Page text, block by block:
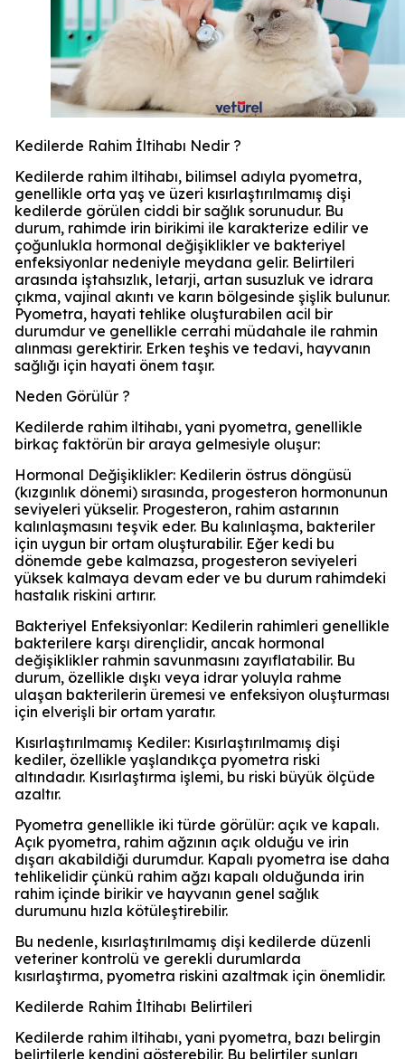
Kedilerde Rahim İltihabı Nedir ?
Kedilerde rahim iltihabı, bilimsel adıyla pyometra,
genellikle orta yaş ve üzeri kısırlaştırılmamış dişi
kedilerde görülen ciddi bir sağlık sorunudur. Bu
durum, rahimde irin birikimi ile karakterize edilir ve
çoğunlukla hormonal değişiklikler ve bakteriyel
enfeksiyonlar nedeniyle meydana gelir. Belirtileri
arasında iştahsızlık, letarji, artan susuzluk ve idrara
çıkma, vajinal akıntı ve karın bölgesinde şişlik bulunur.
Pyometra, hayati tehlike oluşturabilen acil bir
durumdur ve genellikle cerrahi müdahale ile rahmin
alınması gerektirir. Erken teşhis ve tedavi, hayvanın
sağlığı için hayati önem taşır.
Neden Görülür ?
Kedilerde rahim iltihabı, yani pyometra, genellikle
birkaç faktörün bir araya gelmesiyle oluşur:
Hormonal Değişiklikler: Kedilerin östrus döngüsü
(kızgınlık dönemi) sırasında, progesteron hormonunun
seviyeleri yükselir. Progesteron, rahim astarının
kalınlaşmasını teşvik eder. Bu kalınlaşma, bakteriler
için uygun bir ortam oluşturabilir. Eğer kedi bu
dönemde gebe kalmazsa, progesteron seviyeleri
yüksek kalmaya devam eder ve bu durum rahimdeki
hastalık riskini artırır.
Bakteriyel Enfeksiyonlar: Kedilerin rahimleri genellikle
bakterilere karşı dirençlidir, ancak hormonal
değişiklikler rahmin savunmasını zayıflatabilir. Bu
durum, özellikle dışkı veya idrar yoluyla rahme
ulaşan bakterilerin üremesi ve enfeksiyon oluşturması
için elverişli bir ortam yaratır.
Kısırlaştırılmamış Kediler: Kısırlaştırılmamış dişi
kediler, özellikle yaşlandıkça pyometra riski
altındadır. Kısırlaştırma işlemi, bu riski büyük ölçüde
azaltır.
Pyometra genellikle iki türde görülür: açık ve kapalı.
Açık pyometra, rahim ağzının açık olduğu ve irin
dışarı akabildiği durumdur. Kapalı pyometra ise daha
tehlikelidir çünkü rahim ağzı kapalı olduğunda irin
rahim içinde birikir ve hayvanın genel sağlık
durumunu hızla kötüleştirebilir.
Bu nedenle, kısırlaştırılmamış dişi kedilerde düzenli
veteriner kontrolü ve gerekli durumlarda
kısırlaştırma, pyometra riskini azaltmak için önemlidir.
Kedilerde Rahim İltihabı Belirtileri
Kedilerde rahim iltihabı, yani pyometra, bazı belirgin
belirtilerle kendini gösterebilir. Bu belirtiler şunları